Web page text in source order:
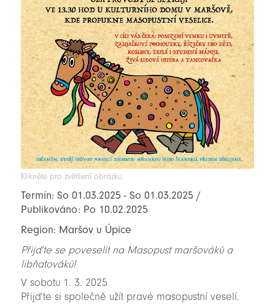
Klikněte pro zvětšení obrázku.
Termín: So 01.03.2025 - So 01.03.2025 /
Publikováno: Po 10.02.2025
Region: Maršov u Úpice
Přijďte se poveselit na Masopust maršováků a
libňatováků!
V sobotu 1. 3. 2025
Přijďte si společně užít pravé masopustní veselí.